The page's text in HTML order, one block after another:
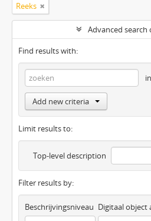
Reeks
Advanced search
Find results with:
in
Add new criteria
Limit results to:
Top-level description
Filter results by:
Beschrijvingsniveau